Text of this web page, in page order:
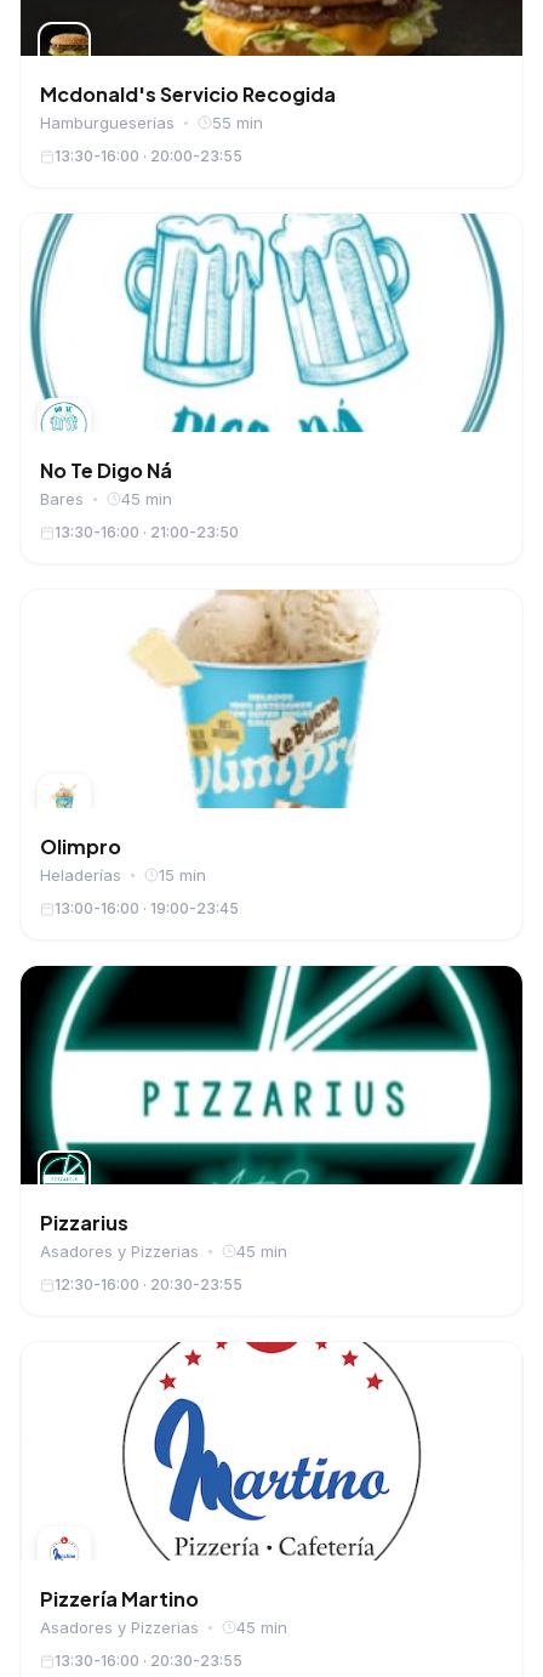
Mcdonald's Servicio Recogida
Hamburgueserías 55 min
13:30-16:00 · 20:00-23:55
No Te Digo Ná
Bares 45 min
13:30-16:00 · 21:00-23:50
Olimpro
Heladerías 15 min
13:00-16:00 · 19:00-23:45
Pizzarius
Asadores y Pizzerias 45 min
12:30-16:00 · 20:30-23:55
Pizzería Martino
Asadores y Pizzerias 45 min
13:30-16:00 · 20:30-23:55